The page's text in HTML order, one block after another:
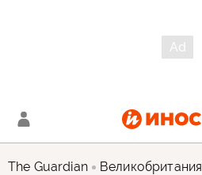
The Guardian Великобритания